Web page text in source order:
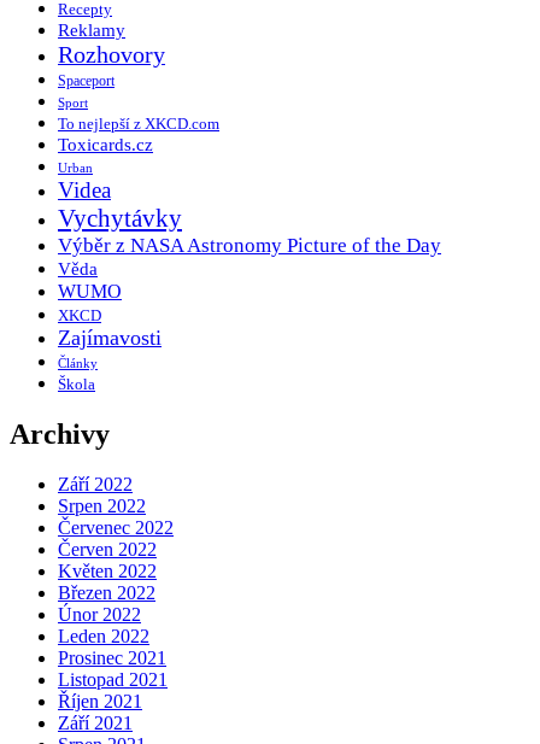
Recepty
Reklamy
Rozhovory
Spaceport
Sport
To nejlepší z XKCD.com
Toxicards.cz
Urban
Videa
Vychytávky
Výběr z NASA Astronomy Picture of the Day
Věda
WUMO
XKCD
Zajímavosti
Články
Škola
Archivy
Září 2022
Srpen 2022
Červenec 2022
Červen 2022
Květen 2022
Březen 2022
Únor 2022
Leden 2022
Prosinec 2021
Listopad 2021
Říjen 2021
Září 2021